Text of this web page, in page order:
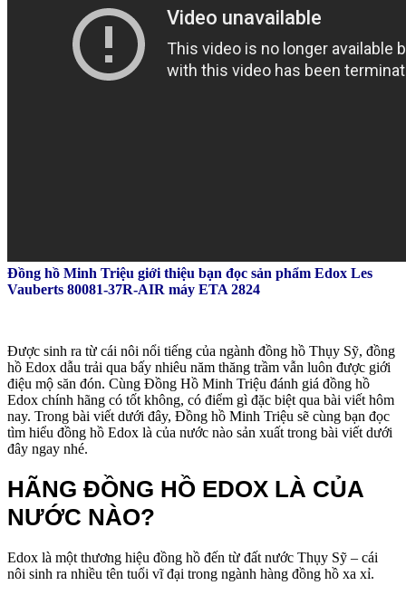
Đồng hồ Minh Triệu giới thiệu bạn đọc sản phẩm Edox Les
Vauberts 80081-37R-AIR máy ETA 2824
Được sinh ra từ cái nôi nổi tiếng của ngành đồng hồ Thụy Sỹ, đồng
hồ Edox dẫu trải qua bấy nhiêu năm thăng trầm vẫn luôn được giới
điệu mộ săn đón. Cùng Đồng Hồ Minh Triệu đánh giá đồng hồ
Edox chính hãng có tốt không, có điểm gì đặc biệt qua bài viết hôm
nay. Trong bài viết dưới đây, Đồng hồ Minh Triệu sẽ cùng bạn đọc
tìm hiểu đồng hồ Edox là của nước nào sản xuất trong bài viết dưới
đây ngay nhé.
HÃNG ĐỒNG HỒ EDOX LÀ CỦA
NƯỚC NÀO?
Edox là một thương hiệu đồng hồ đến từ đất nước Thụy Sỹ – cái
nôi sinh ra nhiều tên tuổi vĩ đại trong ngành hàng đồng hồ xa xỉ.